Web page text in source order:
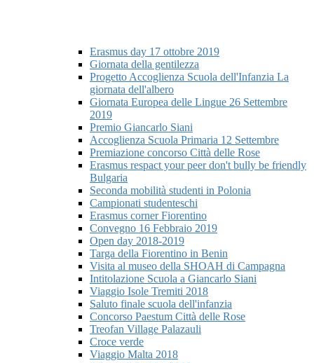
Erasmus day 17 ottobre 2019
Giornata della gentilezza
Progetto Accoglienza Scuola dell'Infanzia La
giornata dell'albero
Giornata Europea delle Lingue 26 Settembre
2019
Premio Giancarlo Siani
Accoglienza Scuola Primaria 12 Settembre
Premiazione concorso Città delle Rose
Erasmus respact your peer don't bully be friendly
Bulgaria
Seconda mobilità studenti in Polonia
Campionati studenteschi
Erasmus corner Fiorentino
Convegno 16 Febbraio 2019
Open day 2018-2019
Targa della Fiorentino in Benin
Visita al museo della SHOAH di Campagna
Intitolazione Scuola a Giancarlo Siani
Viaggio Isole Tremiti 2018
Saluto finale scuola dell'infanzia
Concorso Paestum Città delle Rose
Treofan Village Palazauli
Croce verde
Viaggio Malta 2018